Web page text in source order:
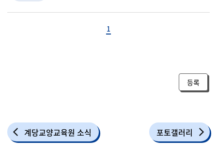
1
등록
계당교양교육원 소식 포토갤러리